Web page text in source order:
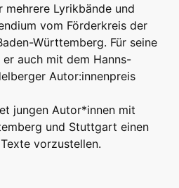
Lyrikbände und
vom Förderkreis der
Württemberg. Für seine
auch mit dem Hanns-
Autor:innenpreis
jungen Autor*innen mit
und Stuttgart einen
vorzustellen.